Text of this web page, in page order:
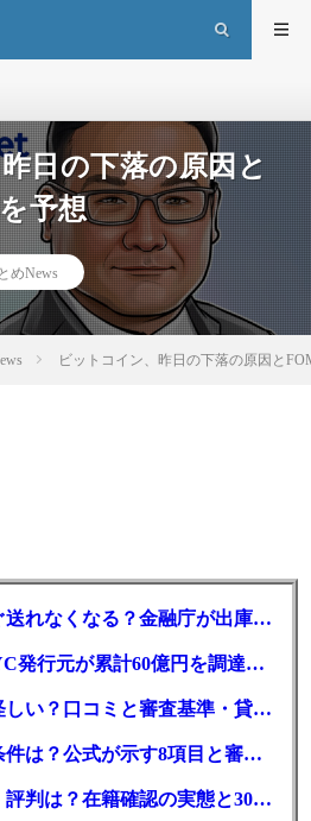
日の下落の原因と
予想
めNews
ビットコイン、昨日の下落の原因と
仮想通貨は購入後すぐ送れなくなる？金融庁が出庫制限を要請
ステーブルコインJPYC発行元が累計60億円を調達、物流大手も出資参画
消費者金融いつもは怪しい？口コミと審査基準・貸付条件を調査
アローの審査に通る条件は？公式が示す8項目と審査時間
セントラルの口コミ・評判は？在籍確認の実態と30日金利0円の落とし穴